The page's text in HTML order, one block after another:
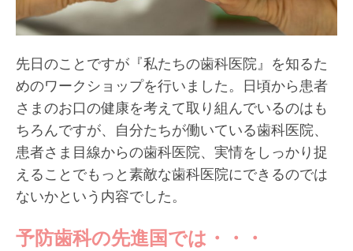
先日のことですが『私たちの歯科医院』を知るた
めのワークショップを行いました。日頃から患者
さまのお口の健康を考えて取り組んでいるのはも
ちろんですが、自分たちが働いている歯科医院、
患者さま目線からの歯科医院、実情をしっかり捉
えることでもっと素敵な歯科医院にできるのでは
ないかという内容でした。
予防歯科の先進国では・・・